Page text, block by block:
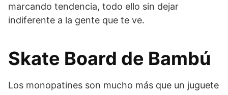
marcando tendencia, todo ello sin dejar
indiferente a la gente que te ve.
Skate Board de Bambú
Los monopatines son mucho más que un juguete